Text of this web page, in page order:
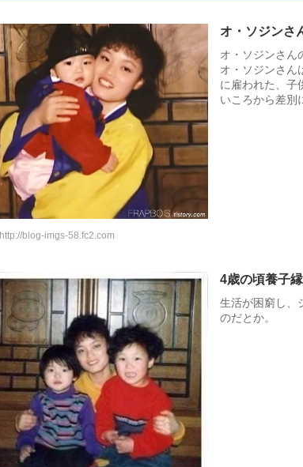
オ・ソジンさ
オ・ソジンさん
オ・ソジンさん
に雇われた、子
いころから差別
http://blog-imgs-58.fc2.com
4歳の頃養子
生活が困窮し、
のだとか。